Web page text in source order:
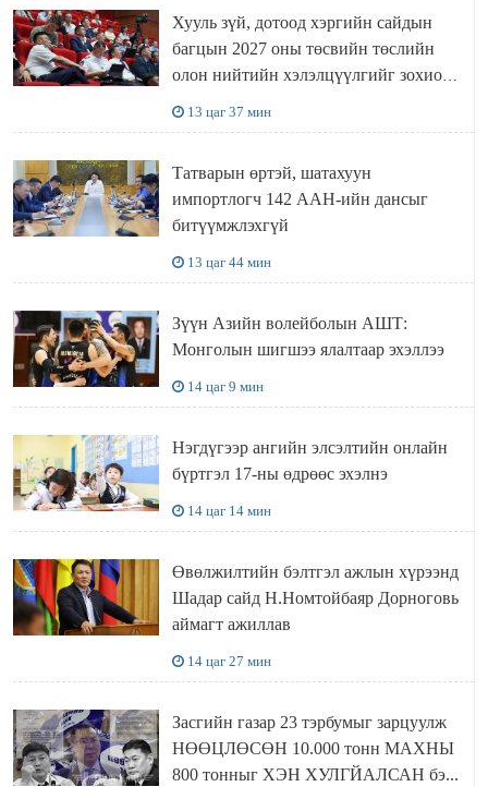
Хууль зүй, дотоод хэргийн сайдын
багцын 2027 оны төсвийн төслийн
олон нийтийн хэлэлцүүлгийг зохион
13 цаг 37 мин
Татварын өртэй, шатахуун
импортлогч 142 ААН-ийн дансыг
битүүмжлэхгүй
13 цаг 44 мин
Зүүн Азийн волейболын АШТ:
Монголын шигшээ ялалтаар эхэллээ
14 цаг 9 мин
Нэгдүгээр ангийн элсэлтийн онлайн
бүртгэл 17-ны өдрөөс эхэлнэ
14 цаг 14 мин
Өвөлжилтийн бэлтгэл ажлын хүрээнд
Шадар сайд Н.Номтойбаяр Дорноговь
аймагт ажиллав
14 цаг 27 мин
Засгийн газар 23 тэрбумыг зарцуулж
НӨӨЦЛӨСӨН 10.000 тонн МАХНЫ
800 тонныг ХЭН ХУЛГЙАЛСАН бэ...